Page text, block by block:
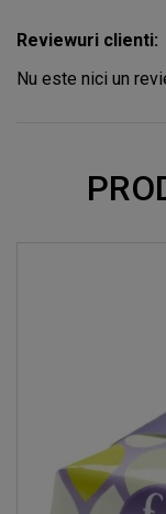
Reviewuri clienti:
Nu este nici un